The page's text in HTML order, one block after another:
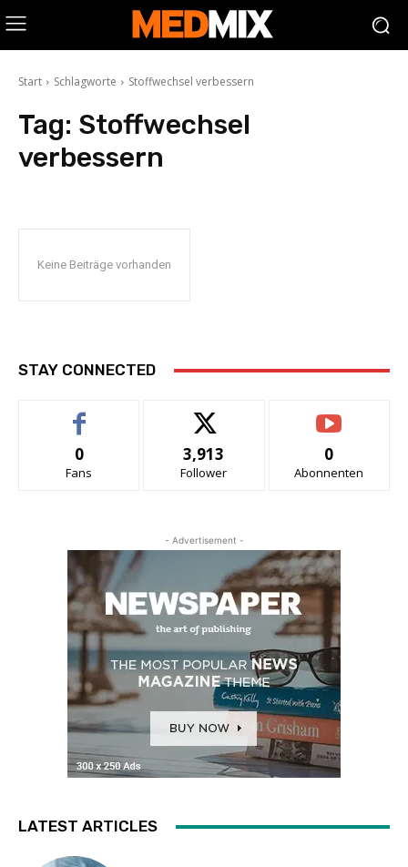
Start Schlagworte Stoffwechsel verbessern
Tag: Stoffwechsel
verbessern
Keine Beiträge vorhanden
STAY CONNECTED
0
Fans
3,913
Follower
0
Abonnenten
- Advertisement -
LATEST ARTICLES